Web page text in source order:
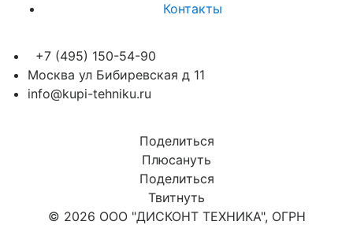
Контакты
+7 (495) 150-54-90
Москва ул Бибиревская д 11
info@kupi-tehniku.ru
Поделиться
Плюсануть
Поделиться
Твитнуть
© 2026 ООО "ДИСКОНТ ТЕХНИКА", ОГРН